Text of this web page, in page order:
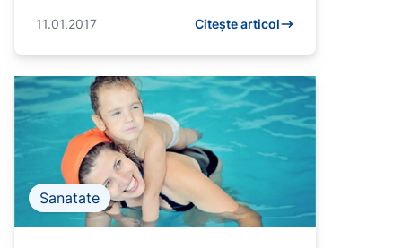
păcate, sau d...
11.01.2017 Citește articol
Sanatate